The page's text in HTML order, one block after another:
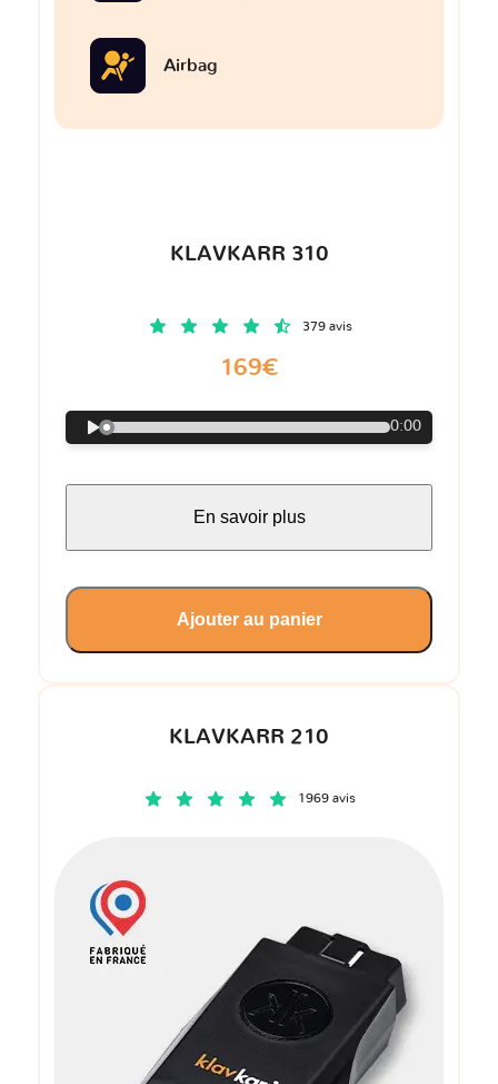
KLAVKARR 210
1969 avis
Airbag
KLAVKARR 310
379 avis
169€
0:00
En savoir plus
Ajouter au panier